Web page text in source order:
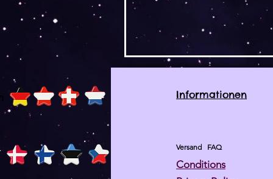
Informationen
Versand FAQ
Conditions